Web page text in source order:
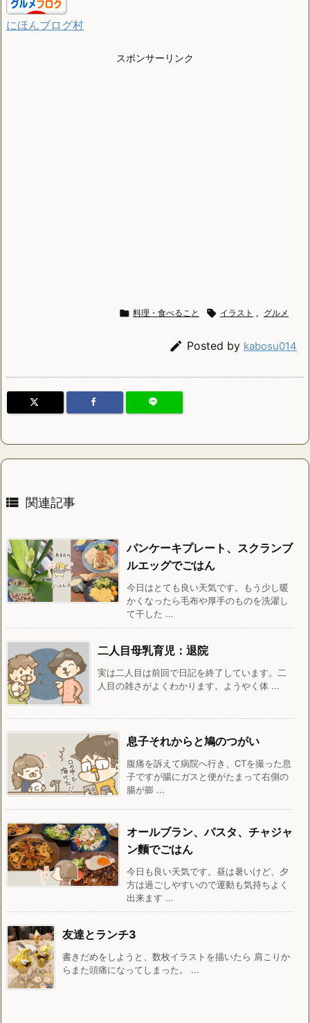
にほんブログ村
スポンサーリンク
 料理・食べること  イラスト , グルメ
 Posted by kabosu014
 関連記事
パンケーキプレート、スクランブ
ルエッグでごはん
今日はとても良い天気です。もう少し暖
かくなったら毛布や厚手のものを洗濯し
て干した ...
二人目母乳育児：退院
実は二人目は前回で日記を終了しています。二
人目の雑さがよくわかります。ようやく体 ...
息子それからと鳩のつがい
腹痛を訴えて病院へ行き、CTを撮った息
子ですが腸にガスと便がたまって右側の
腸が膨 ...
オールブラン、パスタ、チャジャ
ン麵でごはん
今日も良い天気です。昼は暑いけど、夕
方は過ごしやすいので運動も気持ちよく
出来ます ...
友達とランチ3
書きだめをしようと、数枚イラストを描いたら 肩こりか
らまた頭痛になってしまった。 ...